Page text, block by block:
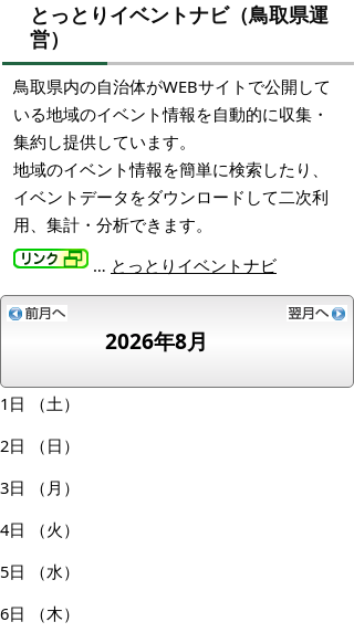
とっとりイベントナビ（鳥取県運
営）
鳥取県内の自治体がWEBサイトで公開して
いる地域のイベント情報を自動的に収集・
集約し提供しています。
地域のイベント情報を簡単に検索したり、
イベントデータをダウンロードして二次利
用、集計・分析できます。
… とっとりイベントナビ
2026年8月
1日
（土）
2日
（日）
3日
（月）
4日
（火）
5日
（水）
6日
（木）